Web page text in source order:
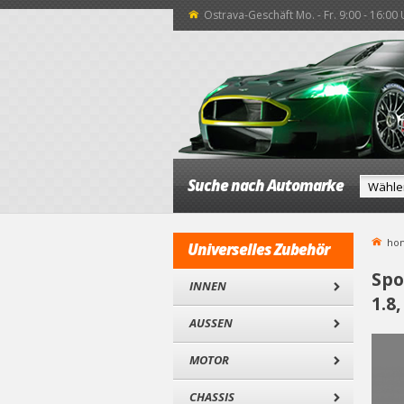
Ostrava-Geschäft Mo. - Fr. 9:00 - 16:00
Suche nach Automarke
Universelles Zubehör
INNEN
AUSSEN
MOTOR
CHASSIS